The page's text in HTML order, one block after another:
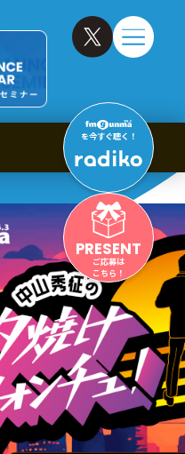
を今すぐ聴く！
PRESENT
ご応募は
こちら！